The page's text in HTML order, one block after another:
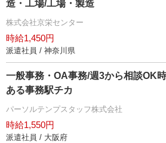
造・工場/工場・製造
株式会社京栄センター
時給1,450円
派遣社員 / 神奈川県
一般事務・OA事務/週3から相談OK
ある事務駅チカ
パーソルテンプスタッフ株式会社
時給1,550円
派遣社員 / 大阪府